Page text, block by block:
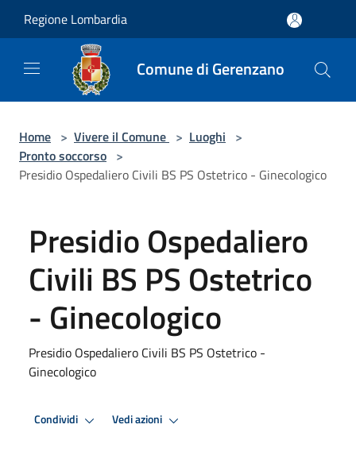
Regione Lombardia
Comune di Gerenzano
Home > Vivere il Comune > Luoghi >
Pronto soccorso >
Presidio Ospedaliero Civili BS PS Ostetrico - Ginecologico
Presidio Ospedaliero
Civili BS PS Ostetrico
- Ginecologico
Presidio Ospedaliero Civili BS PS Ostetrico -
Ginecologico
Condividi Vedi azioni